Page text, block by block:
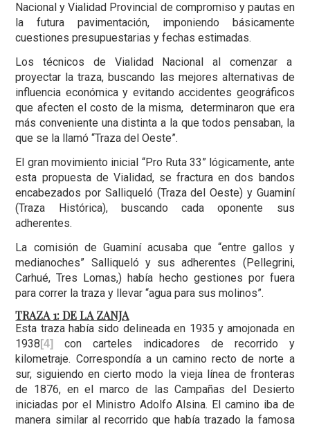
Nacional y Vialidad Provincial de compromiso y pautas en
la futura pavimentación, imponiendo básicamente
cuestiones presupuestarias y fechas estimadas.
Los técnicos de Vialidad Nacional al comenzar a
proyectar la traza, buscando las mejores alternativas de
influencia económica y evitando accidentes geográficos
que afecten el costo de la misma, determinaron que era
más conveniente una distinta a la que todos pensaban, la
que se la llamó “Traza del Oeste”.
El gran movimiento inicial “Pro Ruta 33” lógicamente, ante
esta propuesta de Vialidad, se fractura en dos bandos
encabezados por Salliqueló (Traza del Oeste) y Guaminí
(Traza Histórica), buscando cada oponente sus
adherentes.
La comisión de Guaminí acusaba que “entre gallos y
medianoches” Salliqueló y sus adherentes (Pellegrini,
Carhué, Tres Lomas,) había hecho gestiones por fuera
para correr la traza y llevar “agua para sus molinos”.
TRAZA 1: DE LA ZANJA
Esta traza había sido delineada en 1935 y amojonada en
1938 [4]
con carteles indicadores de recorrido y
kilometraje. Correspondía a un camino recto de norte a
sur, siguiendo en cierto modo la vieja línea de fronteras
de 1876, en el marco de las Campañas del Desierto
iniciadas por el Ministro Adolfo Alsina. El camino iba de
manera similar al recorrido que había trazado la famosa